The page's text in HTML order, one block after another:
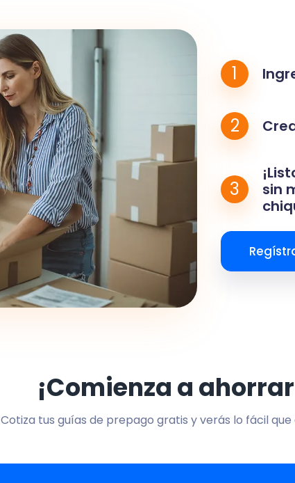
1
2
3
sin
¡Comienza a
Cotiza tus guías de prepago gratis y verás lo fácil